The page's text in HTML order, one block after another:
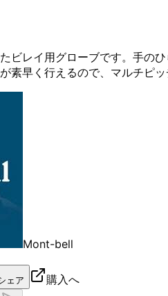
ビレイ用グローブです。手の
素早く行えるので、マルチピッ
Mont-bell
ェア 購入へ